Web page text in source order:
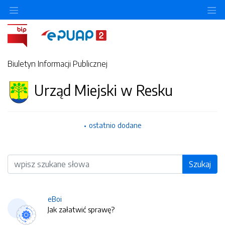
Biuletyn Informacji Publicznej
Urząd Miejski w Resku
ostatnio dodane
Wyszukiwarka Szukaj
eBoi
Jak załatwić sprawę?